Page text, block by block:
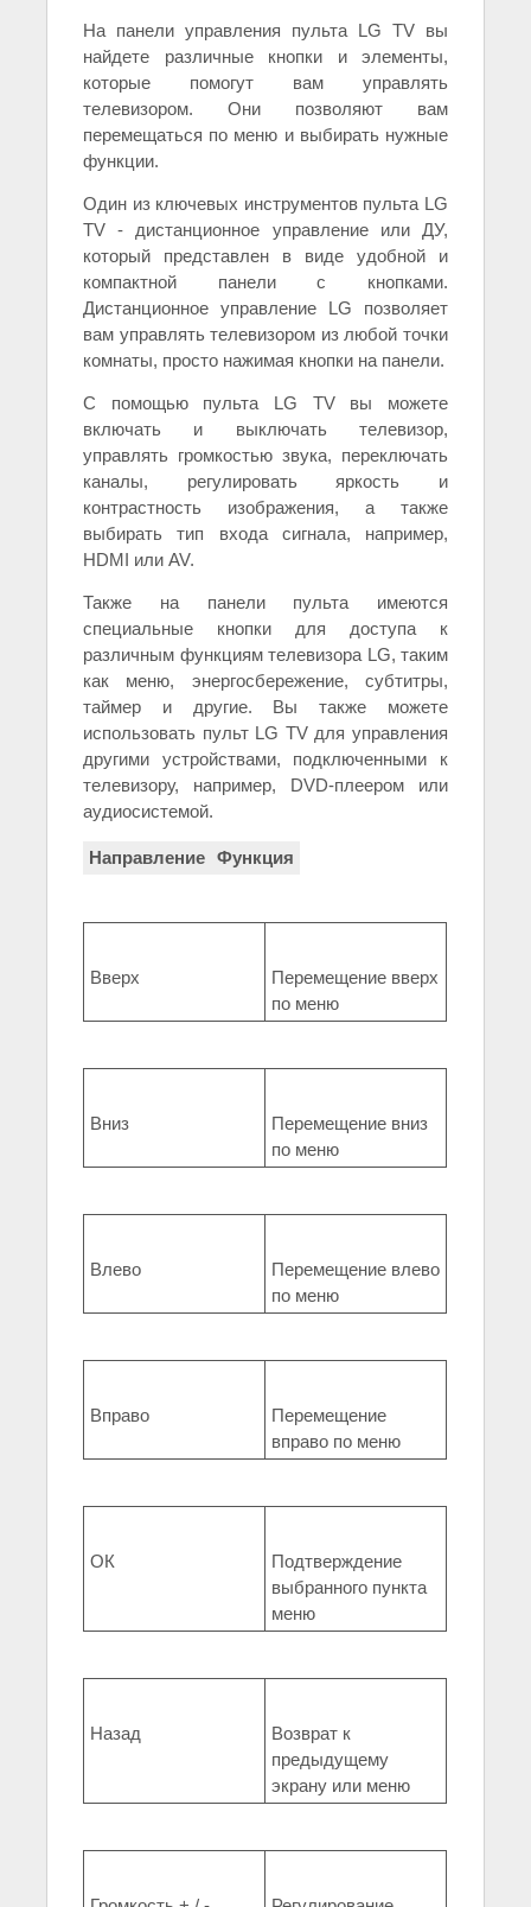
На панели управления пульта LG TV вы
найдете различные кнопки и элементы,
которые помогут вам управлять
телевизором. Они позволяют вам
перемещаться по меню и выбирать нужные
функции.
Один из ключевых инструментов пульта LG
TV - дистанционное управление или ДУ,
который представлен в виде удобной и
компактной панели с кнопками.
Дистанционное управление LG позволяет
вам управлять телевизором из любой точки
комнаты, просто нажимая кнопки на панели.
С помощью пульта LG TV вы можете
включать и выключать телевизор,
управлять громкостью звука, переключать
каналы, регулировать яркость и
контрастность изображения, а также
выбирать тип входа сигнала, например,
HDMI или AV.
Также на панели пульта имеются
специальные кнопки для доступа к
различным функциям телевизора LG, таким
как меню, энергосбережение, субтитры,
таймер и другие. Вы также можете
использовать пульт LG TV для управления
другими устройствами, подключенными к
телевизору, например, DVD-плеером или
аудиосистемой.
Направление Функция
Вверх
Перемещение вверх
по меню
Вниз
Перемещение вниз
по меню
Влево
Перемещение влево
по меню
Вправо
Перемещение
вправо по меню
ОК
Подтверждение
выбранного пункта
меню
Назад
Возврат к
предыдущему
экрану или меню